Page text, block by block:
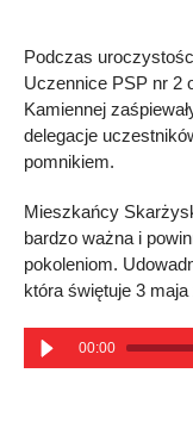
Podczas
Uczennice PSP nr 2
Kamiennej
delegacje
pomnikiem.
Mieszkańcy
bardzo ważna i
pokoleniom.
która świętuje 3
00:00